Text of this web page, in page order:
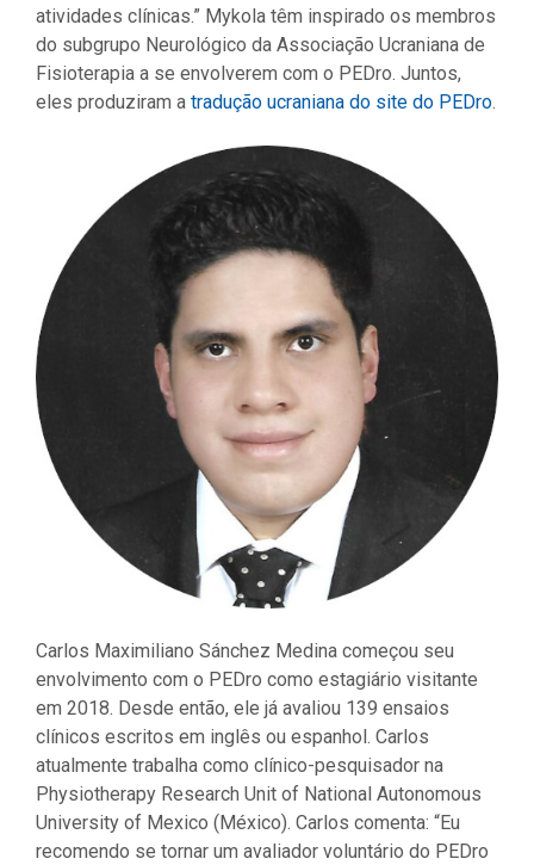
atividades clínicas.” Mykola têm inspirado os membros
do subgrupo Neurológico da Associação Ucraniana de
Fisioterapia a se envolverem com o PEDro. Juntos,
eles produziram a tradução ucraniana do site do PEDro.
Carlos Maximiliano Sánchez Medina começou seu
envolvimento com o PEDro como estagiário visitante
em 2018. Desde então, ele já avaliou 139 ensaios
clínicos escritos em inglês ou espanhol. Carlos
atualmente trabalha como clínico-pesquisador na
Physiotherapy Research Unit of National Autonomous
University of Mexico (México). Carlos comenta: “Eu
recomendo se tornar um avaliador voluntário do PEDro